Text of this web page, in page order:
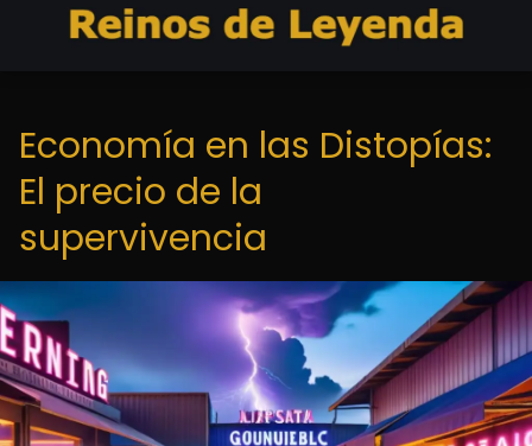
Economía en las Distopías:
El precio de la
supervivencia